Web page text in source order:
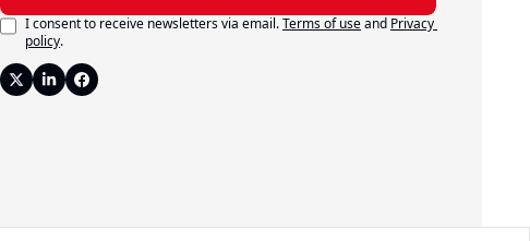
I consent to receive newsletters via email.Terms of useand Privacy
policy.